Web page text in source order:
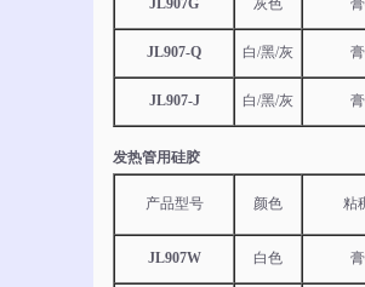
JL907G 灰色
JL907-Q 白/黑/灰
JL907-J 白/黑/灰
发热管用硅胶
产品型号 颜色 粘
JL907W 白色